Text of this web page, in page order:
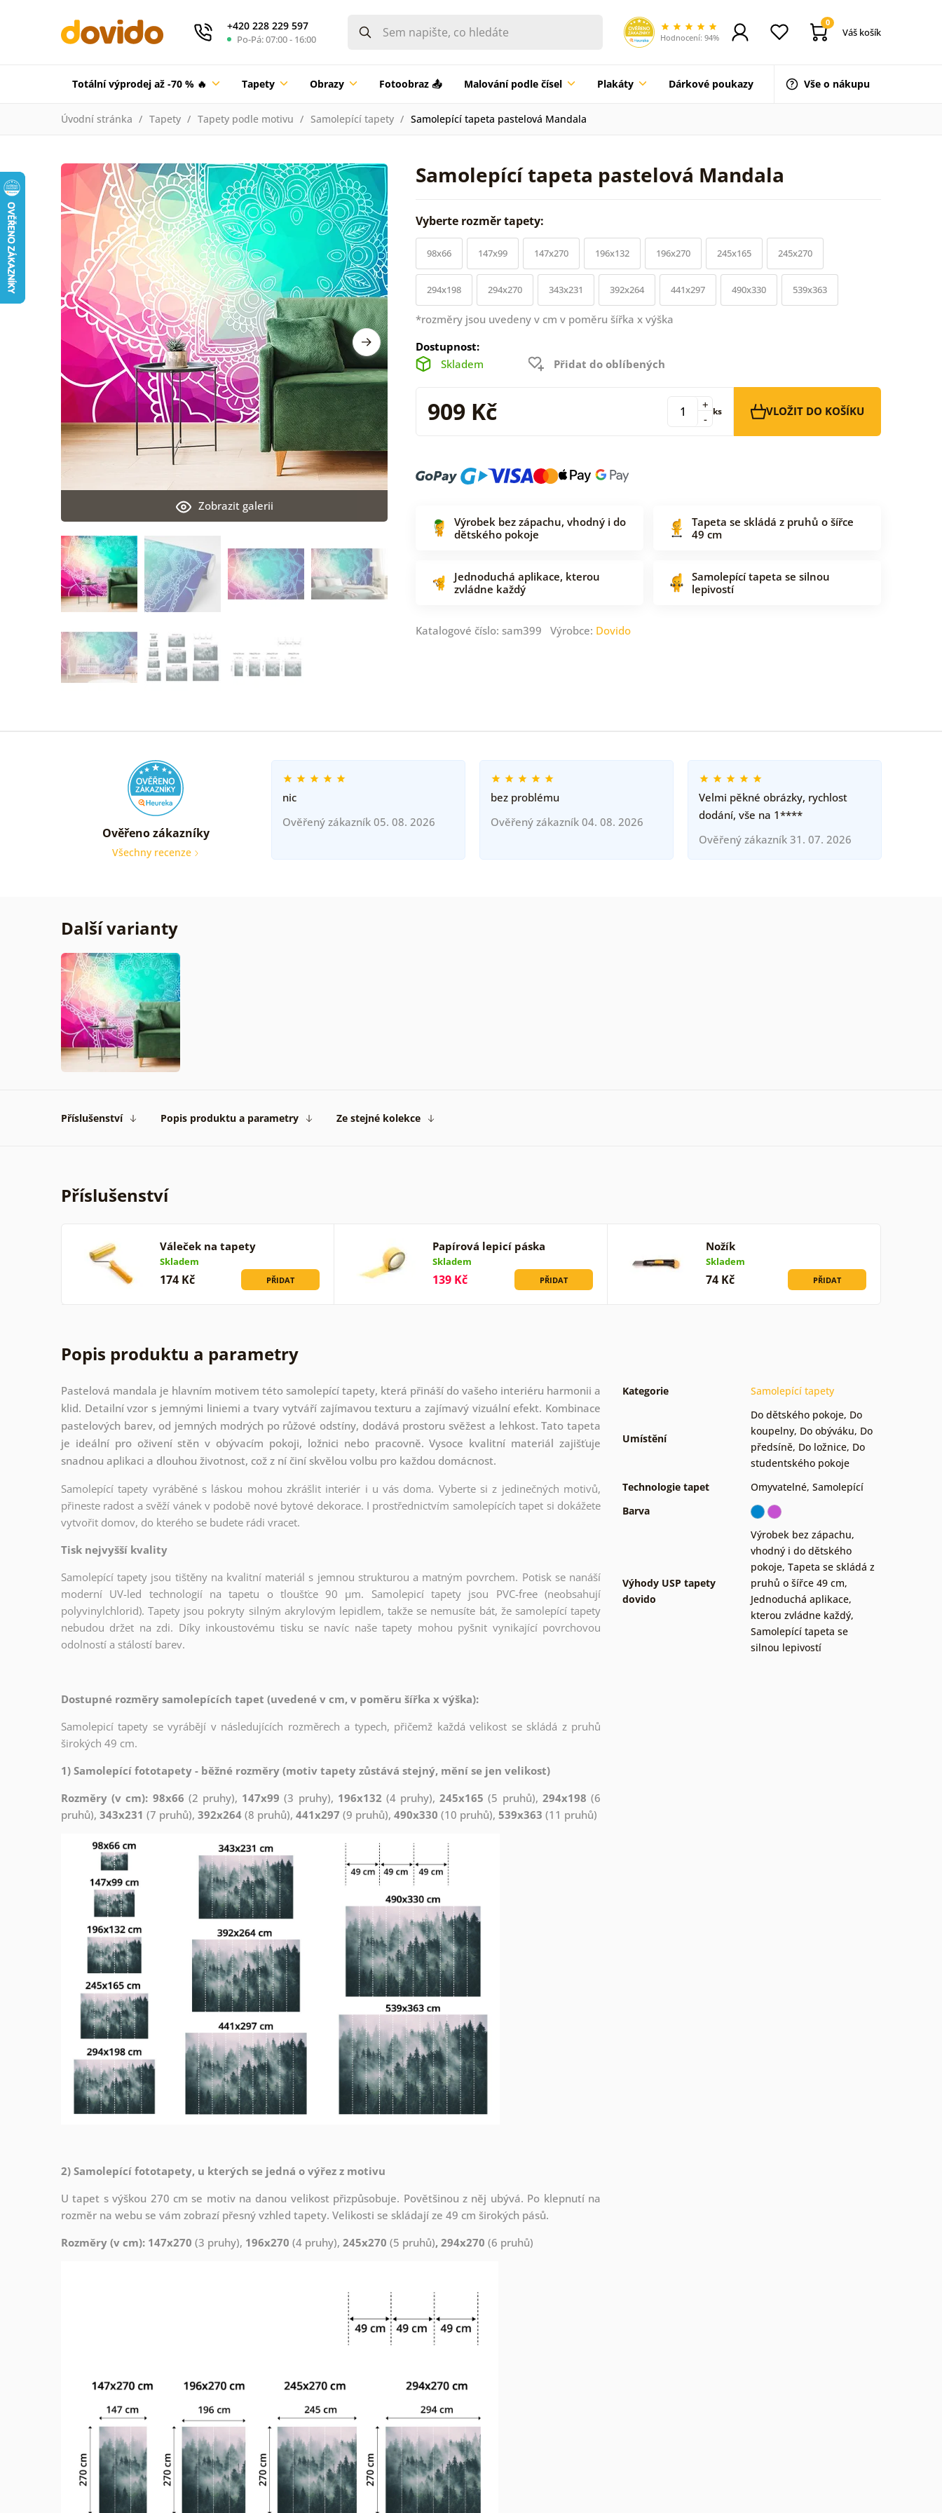
+420 228 229 597
Po-Pá: 07:00 - 16:00 Hodnocení: 94%
0
Váš košík
Totální výprodej až -70 % 🔥 Tapety Obrazy Fotoobraz 📤 Malování podle čísel Plakáty Dárkové poukazy Vše o nákupu
Úvodní stránka Tapety Tapety podle motivu Samolepící tapety Samolepící tapeta pastelová Mandala
Samolepící tapeta pastelová Mandala
Zobrazit galerii
Vyberte rozměr tapety:
98x66 147x99 147x270 196x132 196x270 245x165 245x270
294x198 294x270 343x231 392x264 441x297 490x330 539x363
*rozměry jsou uvedeny v cm v poměru šířka x výška
Dostupnost:
Skladem
Přidat do oblíbených
909 Kč -
+ ks VLOŽIT DO KOŠÍKU
Výrobek bez zápachu, vhodný i do
dětského pokoje
Tapeta se skládá z pruhů o šířce
49 cm
Jednoduchá aplikace, kterou
zvládne každý
Samolepící tapeta se silnou
lepivostí
Katalogové číslo: sam399 Výrobce: Dovido
Ověřeno zákazníky
Všechny recenze
nic
Ověřený zákazník 05. 08. 2026
bez problému
Ověřený zákazník 04. 08. 2026
Velmi pěkné obrázky, rychlost
dodání, vše na 1****
Ověřený zákazník 31. 07. 2026
Další varianty
Příslušenství Popis produktu a parametry Ze stejné kolekce
Příslušenství
Váleček na tapety
Skladem
174 Kč PŘIDAT
Papírová lepicí páska
Skladem
139 Kč PŘIDAT
Nožík
Skladem
74 Kč PŘIDAT
Popis produktu a parametry
Pastelová mandala je hlavním motivem této samolepící tapety, která přináší do vašeho interiéru harmonii a
klid. Detailní vzor s jemnými liniemi a tvary vytváří zajímavou texturu a zajímavý vizuální efekt. Kombinace
pastelových barev, od jemných modrých po růžové odstíny, dodává prostoru svěžest a lehkost. Tato tapeta
je ideální pro oživení stěn v obývacím pokoji, ložnici nebo pracovně. Vysoce kvalitní materiál zajišťuje
snadnou aplikaci a dlouhou životnost, což z ní činí skvělou volbu pro každou domácnost.
Samolepící tapety vyráběné s láskou mohou zkrášlit interiér i u vás doma. Vyberte si z jedinečných motivů,
přineste radost a svěží vánek v podobě nové bytové dekorace. I prostřednictvím samolepících tapet si dokážete
vytvořit domov, do kterého se budete rádi vracet.
Tisk nejvyšší kvality
Samolepící tapety jsou tištěny na kvalitní materiál s jemnou strukturou a matným povrchem. Potisk se nanáší
moderní UV-led technologií na tapetu o tloušťce 90 µm. Samolepicí tapety jsou PVC-free (neobsahují
polyvinylchlorid). Tapety jsou pokryty silným akrylovým lepidlem, takže se nemusíte bát, že samolepící tapety
nebudou držet na zdi. Díky inkoustovému tisku se navíc naše tapety mohou pyšnit vynikající povrchovou
odolností a stálostí barev.
Dostupné rozměry samolepících tapet (uvedené v cm, v poměru šířka x výška):
Samolepicí tapety se vyrábějí v následujících rozměrech a typech, přičemž každá velikost se skládá z pruhů
širokých 49 cm.
1) Samolepící fototapety - běžné rozměry (motiv tapety zůstává stejný, mění se jen velikost)
Rozměry (v cm): 98x66 (2 pruhy), 147x99 (3 pruhy), 196x132 (4 pruhy),245x165 (5 pruhů), 294x198 (6
pruhů), 343x231 (7 pruhů), 392x264 (8 pruhů), 441x297 (9 pruhů), 490x330 (10 pruhů), 539x363 (11 pruhů)
2) Samolepící fototapety, u kterých se jedná o výřez z motivu
U tapet s výškou 270 cm se motiv na danou velikost přizpůsobuje. Povětšinou z něj ubývá. Po klepnutí na
rozměr na webu se vám zobrazí přesný vzhled tapety. Velikosti se skládají ze 49 cm širokých pásů.
Rozměry (v cm): 147x270 (3 pruhy), 196x270 (4 pruhy), 245x270 (5 pruhů), 294x270 (6 pruhů)
Kategorie Samolepící tapety
Umístění
Do dětského pokoje, Do
koupelny, Do obýváku, Do
předsíně, Do ložnice, Do
studentského pokoje
Technologie tapet
Omyvatelné, Samolepící
Barva
Výhody USP tapety
dovido
Výrobek bez zápachu,
vhodný i do dětského
pokoje, Tapeta se skládá z
pruhů o šířce 49 cm,
Jednoduchá aplikace,
kterou zvládne každý,
Samolepící tapeta se
silnou lepivostí